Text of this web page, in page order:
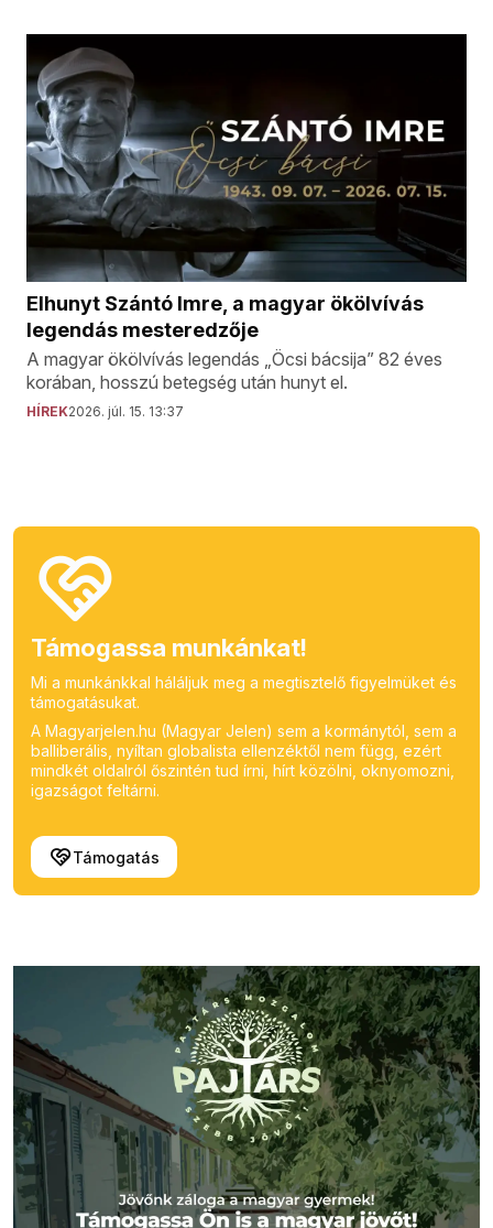
Elhunyt Szántó Imre, a magyar ökölvívás
legendás mesteredzője
A magyar ökölvívás legendás „Öcsi bácsija” 82 éves
korában, hosszú betegség után hunyt el.
HÍREK2026. júl. 15. 13:37
Támogassa munkánkat!
Mi a munkánkkal háláljuk meg a megtisztelő figyelmüket és
támogatásukat.
A Magyarjelen.hu (Magyar Jelen) sem a kormánytól, sem a
balliberális, nyíltan globalista ellenzéktől nem függ, ezért
mindkét oldalról őszintén tud írni, hírt közölni, oknyomozni,
igazságot feltárni.
Támogatás